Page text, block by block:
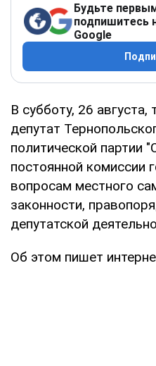
Будьте
подпишитесь
Google
В субботу, 26 августа,
депутат
политической партии
постоянной комиссии
вопросам местного
законности,
депутатской
Об этом пишет